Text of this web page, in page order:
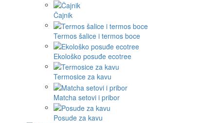
Čajnik
Termos šalice i termos boce
Ekološko posuđe ecotree
Termosice za kavu
Matcha setovi i pribor
Posude za kavu